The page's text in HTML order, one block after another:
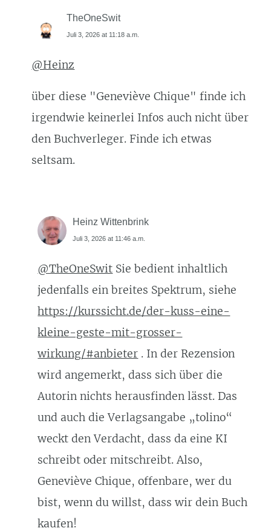
TheOneSwit
Juli 3, 2026 at 11:18 a.m.
@Heinz
über diese "Geneviève Chique" finde ich
irgendwie keinerlei Infos auch nicht über
den Buchverleger. Finde ich etwas
seltsam.
Heinz Wittenbrink
Juli 3, 2026 at 11:46 a.m.
@TheOneSwit Sie bedient inhaltlich
jedenfalls ein breites Spektrum, siehe
https://kurssicht.de/der-kuss-eine-
kleine-geste-mit-grosser-
wirkung/#anbieter . In der Rezension
wird angemerkt, dass sich über die
Autorin nichts herausfinden lässt. Das
und auch die Verlagsangabe „tolino“
weckt den Verdacht, dass da eine KI
schreibt oder mitschreibt. Also,
Geneviève Chique, offenbare, wer du
bist, wenn du willst, dass wir dein Buch
kaufen!